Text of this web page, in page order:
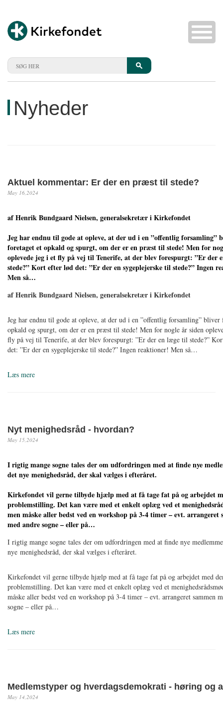
Nyheder
Aktuel kommentar: Er der en præst til stede?
May 16,2024
af Henrik Bundgaard Nielsen, generalsekretær i Kirkefondet
Jeg har endnu til gode at opleve, at der ud i en ”offentlig forsamling”
foretaget et opkald og spurgt, om der er en præst til stede! Men for
oplevede jeg i et fly på vej til Tenerife, at der blev forespurgt: ”Er der
stede?” Kort efter lød det: ”Er der en sygeplejerske til stede?” Ingen
Men så…
af Henrik Bundgaard Nielsen, generalsekretær i Kirkefondet
Jeg har endnu til gode at opleve, at der ud i en ”offentlig forsamling” bliver
opkald og spurgt, om der er en præst til stede! Men for nogle år siden
fly på vej til Tenerife, at der blev forespurgt: ”Er der en læge til stede?”
det: ”Er der en sygeplejerske til stede?” Ingen reaktioner! Men så…
Læs mere
Nyt menighedsråd - hvordan?
May 15,2024
I rigtig mange sogne tales der om udfordringen med at finde nye
det nye menighedsråd, der skal vælges i efteråret.
Kirkefondet vil gerne tilbyde hjælp med at få tage fat på og arbejdet
problemstilling. Det kan være med et enkelt oplæg ved et
men måske aller bedst ved en workshop på 3-4 timer – evt. arrangeret
med andre sogne – eller på…
I rigtig mange sogne tales der om udfordringen med at finde nye
nye menighedsråd, der skal vælges i efteråret.
Kirkefondet vil gerne tilbyde hjælp med at få tage fat på og arbejdet med
problemstilling. Det kan være med et enkelt oplæg ved et
måske aller bedst ved en workshop på 3-4 timer – evt. arrangeret sammen
sogne – eller på…
Læs mere
Medlemstyper og hverdagsdemokrati - høring og
May 14,2024